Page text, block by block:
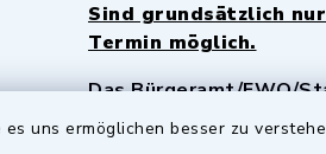
uns ermöglichen besser zu
Sind grundsätzlich
Termin möglich.
Das Bürgeramt/EWO/
istMittwochs